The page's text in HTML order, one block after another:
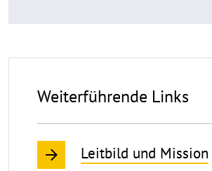
Weiterführende Links
Leitbild und Mission